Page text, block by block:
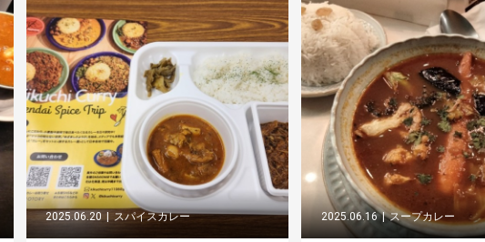
2025.06.20 スパイスカレー 2025.06.16 スープカレー